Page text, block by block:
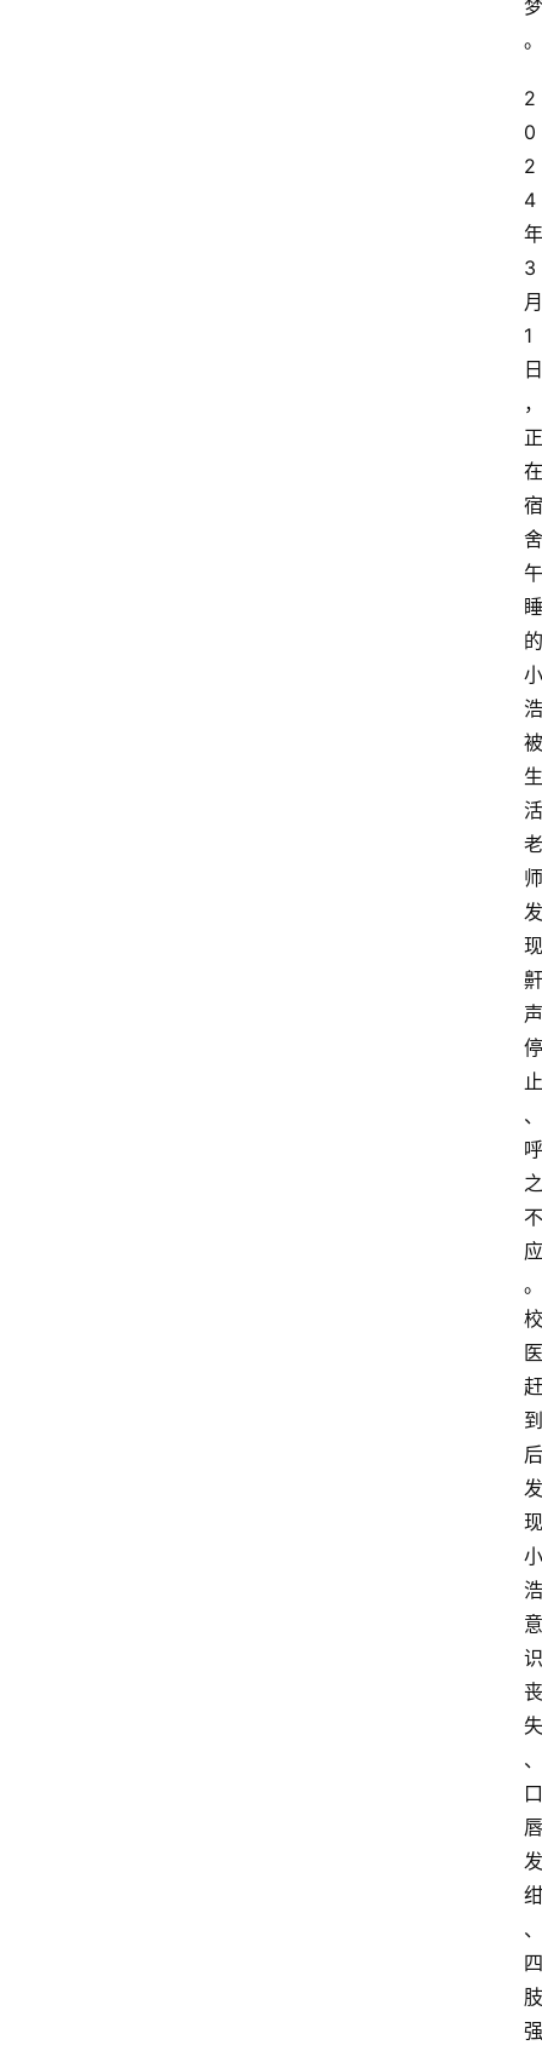
梦
。
2
0
2
4
年
3
月
1
日
，
正
在
宿
舍
午
睡
的
小
浩
被
生
活
老
师
发
现
鼾
声
停
止
、
呼
之
不
应
。
校
医
赶
到
后
发
现
小
浩
意
识
丧
失
、
口
唇
发
绀
、
四
肢
强